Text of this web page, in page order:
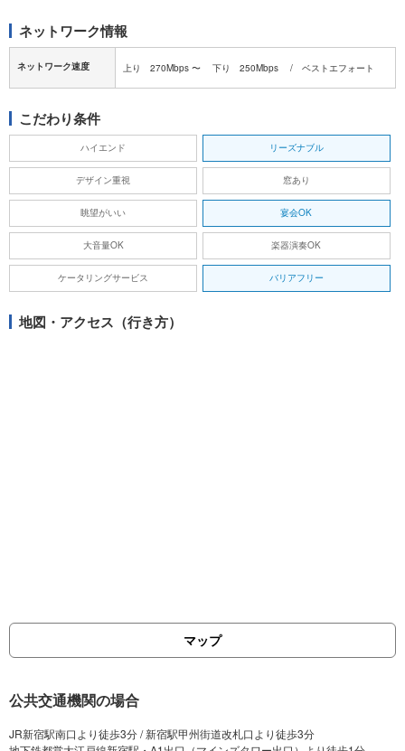
ネットワーク情報
ネットワーク速度 上り 270Mbps 〜 下り 250Mbps / ベストエフォート
こだわり条件
ハイエンド リーズナブル
デザイン重視 窓あり
眺望がいい 宴会OK
大音量OK 楽器演奏OK
ケータリングサービス バリアフリー
地図・アクセス（行き方）
マップ
公共交通機関の場合
JR新宿駅南口より徒歩3分 / 新宿駅甲州街道改札口より徒歩3分